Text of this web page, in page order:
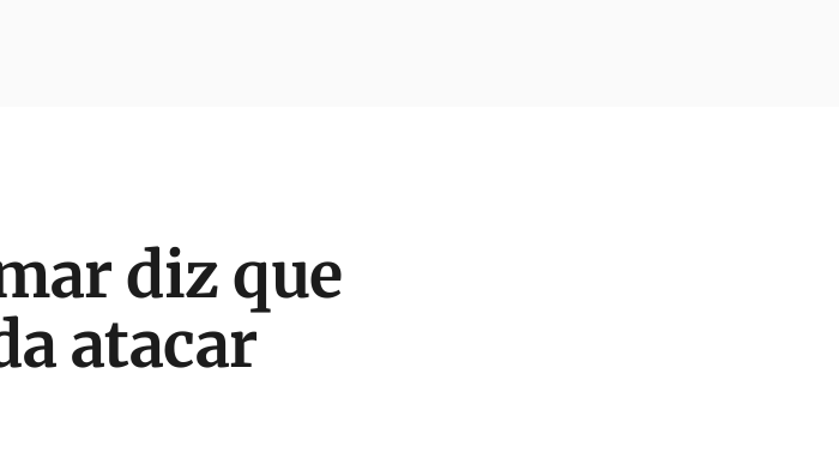
diz que
atacar